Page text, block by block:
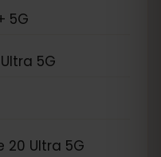
5G
5G
20 Ultra 5G